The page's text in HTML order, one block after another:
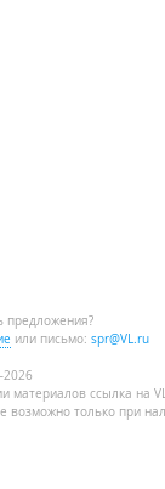
предложения?
или письмо: spr@VL.ru
материалов ссылка на
возможно только при